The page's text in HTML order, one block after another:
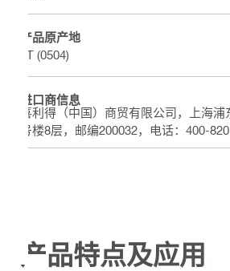
产品原产地
AT (0504)
进口商信息
喜利得（中国）商贸有限公司，上海
号楼8层，邮编200032，电话：400-
产品特点及应用